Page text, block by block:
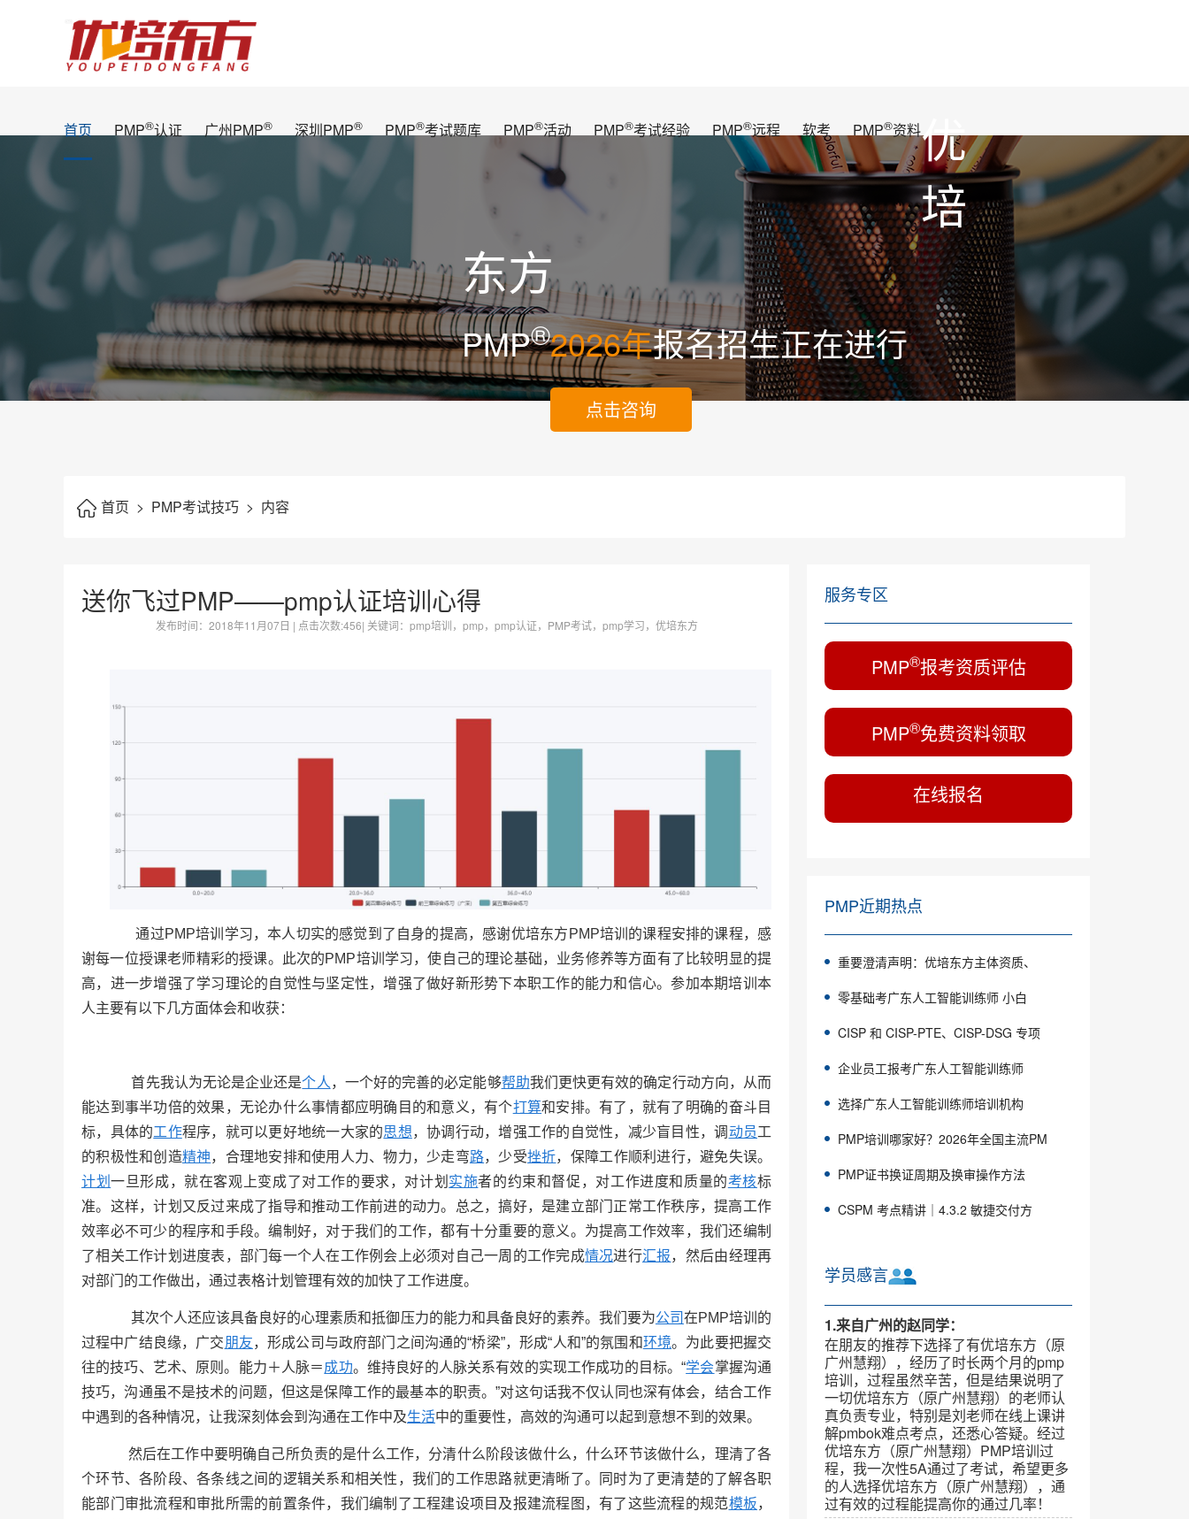
首页 PMP®认证 广州PMP® 深圳PMP® PMP®考试题库 PMP®活动 PMP®考试经验 PMP®远程 软考 PMP®资料优
培
东方
PMP®2026年报名招生正在进行
点击咨询
首页 > PMP考试技巧 > 内容
送你飞过PMP——pmp认证培训心得
发布时间： 2018年11月07日 | 点击次数:456| 关键词：pmp培训，pmp，pmp认证，PMP考试，pmp学习，优培东方
通过PMP培训学习，本人切实的感觉到了自身的提高，感谢优培东方PMP培训的课程安排的课程，感
谢每一位授课老师精彩的授课。此次的PMP培训学习，使自己的理论基础，业务修养等方面有了比较明显的提
高，进一步增强了学习理论的自觉性与坚定性，增强了做好新形势下本职工作的能力和信心。参加本期培训本
人主要有以下几方面体会和收获：
首先我认为无论是企业还是个人 ，一个好的完善的必定能够帮助我们更快更有效的确定行动方向，从而
能达到事半功倍的效果，无论办什么事情都应明确目的和意义，有个打算和安排。有了，就有了明确的奋斗目
标，具体的工作程序，就可以更好地统一大家的思想，协调行动，增强工作的自觉性，减少盲目性，调 动员工
的积极性和创造精神，合理地安排和使用人力、物力，少走弯路，少受挫折，保障工作顺利进行，避免失误。
计划一旦形成，就在客观上变成了对工作的要求，对计划 实施者的约束和督促，对工作进度和质量的考核标
准。这样，计划又反过来成了指导和推动工作前进的动力。总之，搞好，是建立部门正常工作秩序，提高工作
效率必不可少的程序和手段。编制好，对于我们的工作，都有十分重要的意义。为提高工作效率，我们还编制
了相关工作计划进度表，部门每一个人在工作例会上必须对自己一周的工作完成情况进行汇报，然后由经理再
对部门的工作做出，通过表格计划管理有效的加快了工作进度。
其次个人还应该具备良好的心理素质和抵御压力的能力和具备良好的素养。我们要为公司在PMP培训的
过程中广结良缘，广交朋友，形成公司与政府部门之间沟通的“桥梁”，形成“人和”的氛围和环境。为此要把握交
往的技巧、艺术、原则。能力＋人脉＝成功。维持良好的人脉关系有效的实现工作成功的目标。“学会掌握沟通
技巧，沟通虽不是技术的问题，但这是保障工作的最基本的职责。”对这句话我不仅认同也深有体会，结合工作
中遇到的各种情况，让我深刻体会到沟通在工作中及生活中的重要性，高效的沟通可以起到意想不到的效果。
然后在工作中要明确自己所负责的是什么工作，分清什么阶段该做什么，什么环节该做什么，理清了各
个环节、各阶段、各条线之间的逻辑关系和相关性，我们的工作思路就更清晰了。同时为了更清楚的了解各职
能部门审批流程和审批所需的前置条件，我们编制了工程建设项目及报建流程图，有了这些流程的规范模板，
服务专区
PMP®报考资质评估
PMP®免费资料领取
在线报名
PMP近期热点
重要澄清声明：优培东方主体资质、
零基础考广东人工智能训练师 小白
CISP 和 CISP-PTE、CISP-DSG 专项
企业员工报考广东人工智能训练师
选择广东人工智能训练师培训机构
PMP培训哪家好？2026年全国主流PM
PMP证书换证周期及换审操作方法
CSPM 考点精讲｜4.3.2 敏捷交付方
学员感言
1.来自广州的赵同学：
在朋友的推荐下选择了有优培东方（原
广州慧翔），经历了时长两个月的pmp
培训，过程虽然辛苦，但是结果说明了
一切优培东方（原广州慧翔）的老师认
真负责专业，特别是刘老师在线上课讲
解pmbok难点考点，还悉心答疑。经过
优培东方（原广州慧翔）PMP培训过
程，我一次性5A通过了考试，希望更多
的人选择优培东方（原广州慧翔），通
过有效的过程能提高你的通过几率！